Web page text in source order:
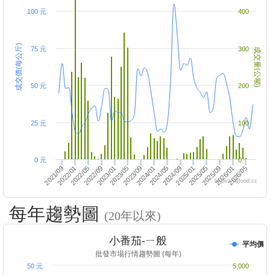
成交價(每公斤) 成交量(公噸)
2022/01 2023/01 2024/01 2025/01 2026/01
2021/09 2022/052022/09 2023/052023/09 2024/052024/09 2025/052025/09 2026/05
0 元
25 元
50 元
75 元
100 元
0
100
200
300
400
https://twfood.cc
每年趨勢圖 (20年以來)
小番茄-ㄧ般
批發市場行情趨勢圖 (每年)
平均價
50 元 5,000